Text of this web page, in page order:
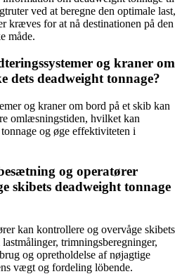
ved at beregne den optimale last,
kræves for at nå destinationen på den
måde.
og kraner om
dets deadweight tonnage?
og kraner om bord på et skib kan
omlæsningstiden, hvilket kan
og øge effektiviteten i
og operatører
skibets deadweight tonnage
kan kontrollere og overvåge skibets
trimningsberegninger,
og opretholdelse af nøjagtige
vægt og fordeling löbende.